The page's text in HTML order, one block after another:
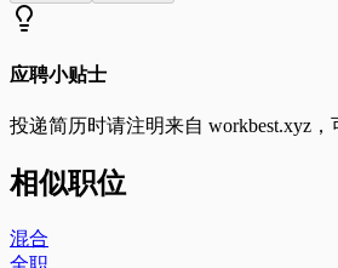
应聘小贴士
投递简历时请注明来自 workbest.xyz
相似职位
混合
全职